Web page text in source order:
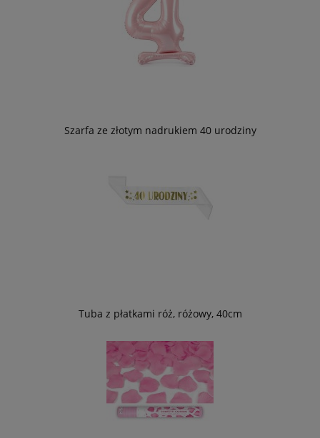
Szarfa ze złotym nadrukiem 40 urodziny
Tuba z płatkami róż, różowy, 40cm